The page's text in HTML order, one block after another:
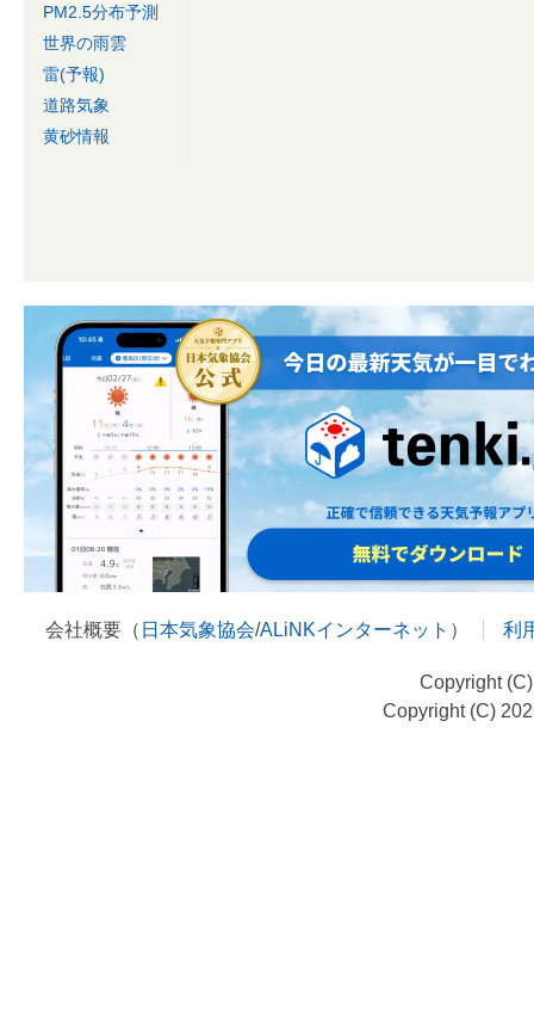
PM2.5分布予測
世界の雨雲
雷(予報)
道路気象
黄砂情報
会社概要（ 日本気象協会/ALiNKインターネット ） 利
Copyright
Copyright (C)